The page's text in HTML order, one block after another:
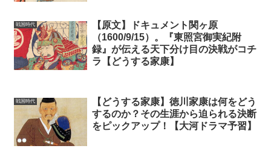
戦国時代
【原文】ドキュメント関ヶ原
（1600/9/15）。『東照宮御実紀附
録』が伝える天下分け目の決戦がコチ
ラ【どうする家康】
戦国時代
【どうする家康】徳川家康は何をどう
するのか？その生涯から迫られる決断
をピックアップ！【大河ドラマ予習】